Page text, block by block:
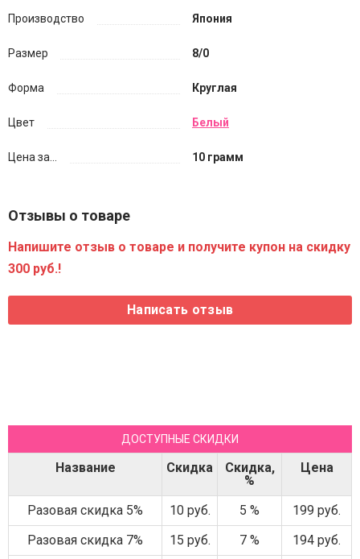
Производство Япония
Размер 8/0
Форма Круглая
Цвет Белый
Цена за... 10 грамм
Отзывы о товаре
Напишите отзыв о товаре и получите купон на скидку
300 руб.!
ДОСТУПНЫЕ СКИДКИ
Название Скидка
Скидка,
%
Цена
Разовая скидка 5% 10 руб. 5 %
199 руб.
Разовая скидка 7%
15 руб. 7 %
194 руб.